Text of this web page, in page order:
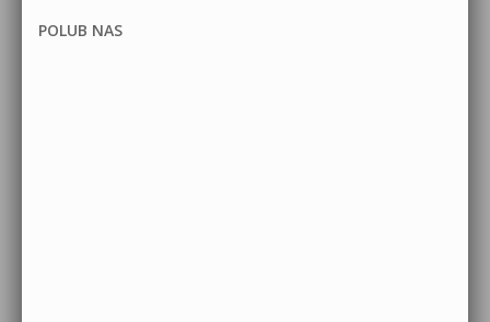
POLUB NAS